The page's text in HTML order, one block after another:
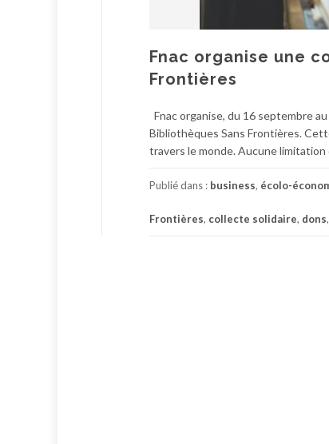
Fnac organise une
Frontières
Fnac organise, du 16 septembre
Bibliothèques Sans Frontières.
travers le monde. Aucune
Publié dans : business, écolo-
Frontières, collecte solidaire, dons,